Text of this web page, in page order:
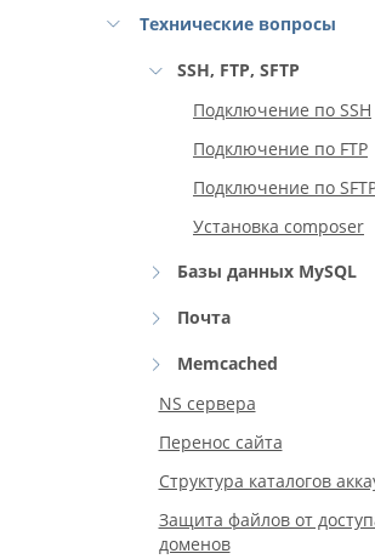
Технические вопросы
SSH, FTP, SFTP
Подключение по SSH
Подключение по FTP
Подключение по
Установка composer
Базы данных MySQL
Почта
Memcached
NS сервера
Перенос сайта
Структура каталогов
Защита файлов от
доменов